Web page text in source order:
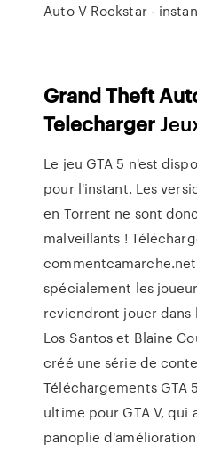
Auto V Rockstar -
Grand Theft
Telecharger
Le jeu GTA 5 n'est
pour l'instant. Les
en Torrent ne sont
malveillants !
spécialement les
reviendront jouer dans
Los Santos et Blaine
créé une série de
Téléchargements GTA
ultime pour GTA V,
panoplie